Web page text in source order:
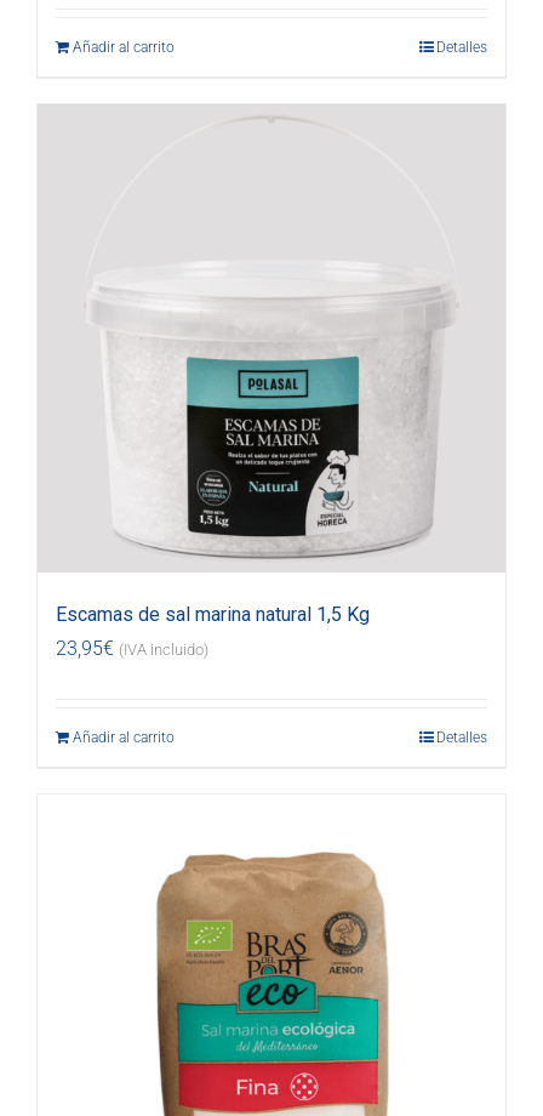
Añadir al carrito Detalles
Escamas de sal marina natural 1,5 Kg
23,95€ (IVA incluido)
Añadir al carrito Detalles